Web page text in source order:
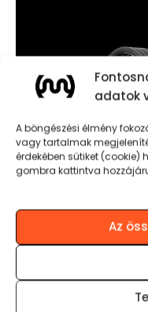
adatok
A böngészési élmény
vagy tartalmak
érdekében sütiket (cookie)
gombra kattintva
Az
MOJO BLAZE
OPCIÓK VÁLASZTÁSA